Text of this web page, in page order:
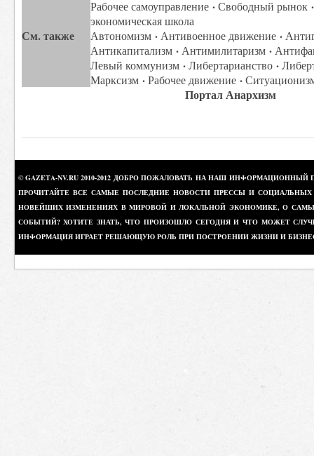
Рабочее самоуправление·Свободный рынок·
экономическая школа
См. также Автономизм·Антивоенное движение·
Антикапитализм·Антимилитаризм·
Левый коммунизм·Либертарианство·
Марксизм·Рабочее движение·
Портал Анархизм
© GAZETA-NV.RU 2010-2012 ДОБРО ПОЖАЛОВАТЬ НА НАШ
ПРОЧИТАЙТЕ ВСЕ САМЫЕ ПОСЛЕДНИЕ НОВОСТИ ПРЕССЫ И
НОВЕЙШИХ ИЗМЕНЕНИЯХ В МИРОВОЙ И ЛОКАЛЬНОЙ ЭКОНОМИКЕ, О
СОБЫТИЙ? ХОТИТЕ ЗНАТЬ, ЧТО ПРОИЗОШЛО СЕГОДНЯ И ЧТО МОЖЕТ
ИНФОРМАЦИЯ ИГРАЕТ РЕШАЮЩУЮ РОЛЬ ПРИ ПОСТРОЕНИИ ЖИЗНИ И